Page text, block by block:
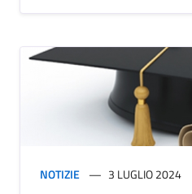
NOTIZIE 3 LUGLIO 2024